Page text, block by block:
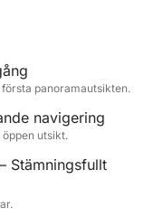
den
och
i det klara
hav.
och alla
med en
panoramautsikten.
navigering
utsikt.
Stämningsfullt